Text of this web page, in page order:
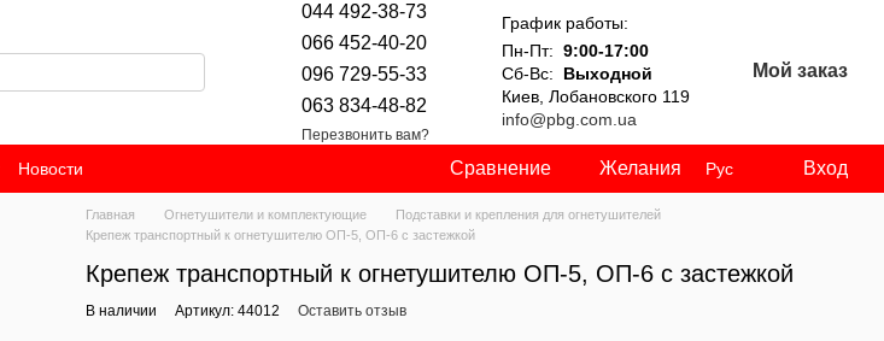
044 492-38-73
066 452-40-20
096 729-55-33
063 834-48-82
Перезвонить вам?
График работы:
Пн-Пт: 9:00-17:00
Сб-Вс: Выходной
Киев, Лобановского 119
info@pbg.com.ua
Мой заказ
Новости Сравнение Желания Рус Вход
Главная Огнетушители и комплектующие
Подставки и крепления для огнетушителей
Крепеж транспортный к огнетушителю ОП-5, ОП-6 с застежкой
Крепеж транспортный к огнетушителю ОП-5, ОП-6 с застежкой
В наличии Артикул: 44012 Оставить отзыв